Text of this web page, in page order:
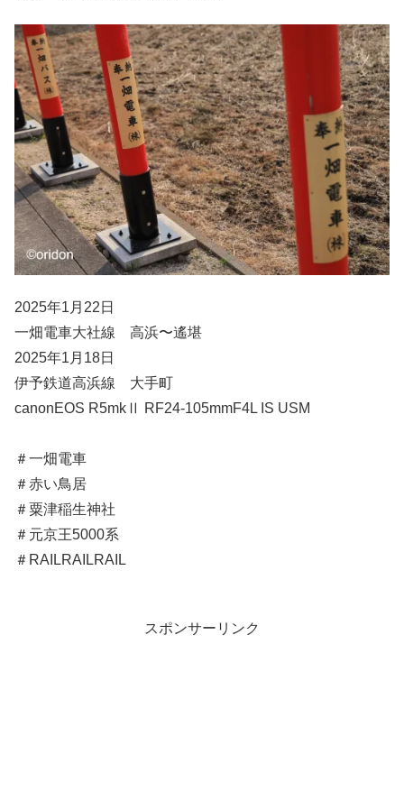
2025年1月22日
一畑電車大社線 高浜〜遙堪
2025年1月18日
伊予鉄道高浜線 大手町
canonEOS R5mkⅡ RF24-105mmF4L IS USM
＃一畑電車
＃赤い鳥居
＃粟津稲生神社
＃元京王5000系
＃RAILRAILRAIL
スポンサーリンク